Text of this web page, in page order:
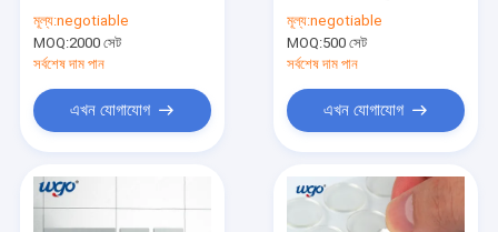
পণ্য
মূল্য:negotiable
MOQ:2000 সেট
সর্বশেষ দাম পান
এখন যোগাযোগ
মূল্য:negotiable
MOQ:500 সেট
সর্বশেষ দাম পান
এখন যোগাযোগ